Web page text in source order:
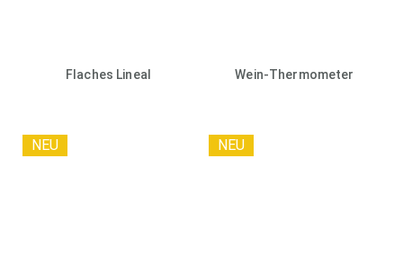
Flaches Lineal Wein-Thermometer
NEU NEU